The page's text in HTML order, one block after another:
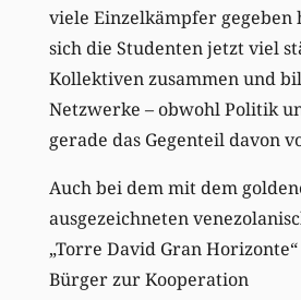
viele Einzelkämpfer gegeben
sich die Studenten jetzt viel
Kollektiven zusammen und
Netzwerke – obwohl Politik
gerade das Gegenteil davon
Auch bei dem mit dem
ausgezeichneten
„Torre David Gran
Bürger zur Kooperation